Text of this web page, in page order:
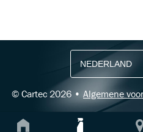
© Cartec 2026 • Algemene
Ontvang
aanbiedingen en